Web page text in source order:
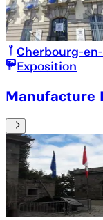
Cherbourg-
Exposition
Manufacture